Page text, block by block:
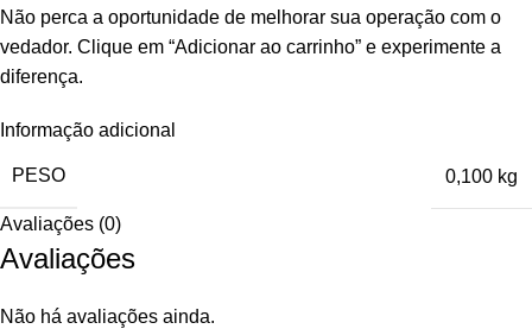
Não perca a oportunidade de melhorar sua operação com o
vedador. Clique em “Adicionar ao carrinho” e experimente a
diferença.
Informação adicional
PESO 0,100 kg
Avaliações (0)
Avaliações
Não há avaliações ainda.